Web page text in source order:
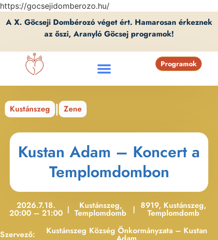
https://gocsejidomberozo.hu/
A X. Göcseji Dombérozó véget ért. Hamarosan érkeznek
az őszi, Aranyló Göcsej programok!
Programok
Kustánszeg | Zene
Kustan Adam – Koncert a
Templomdombon
2026.7.18.
20:00 – 21:00 | Kustánszeg,
Templomdomb | 8919, Kustánszeg,
Templomdomb
Szervező:
Kustánszeg Község Önkormányzata – Kustan